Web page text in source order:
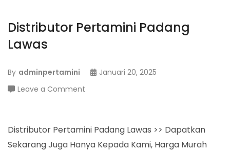
Distributor Pertamini Padang
Lawas
By adminpertamini
Januari 20, 2025
Leave a Comment
Padang
Lawas
Distributor Pertamini Padang Lawas >> Dapatkan
Sekarang Juga Hanya Kepada Kami, Harga Murah